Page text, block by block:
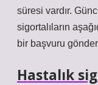
süresi vardır.
sigortalıların
bir başvuru
Hastalık